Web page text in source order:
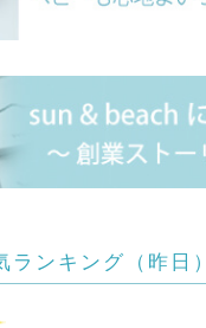
ランキング（昨日）